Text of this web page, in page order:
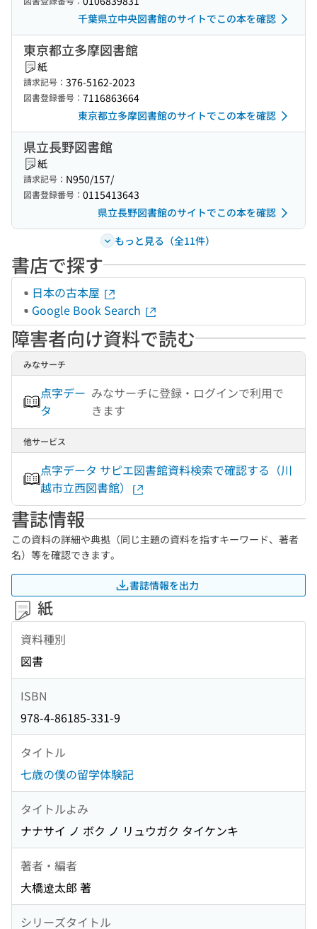
千葉県立中央図書館のサイトでこの本を確認
東京都立多摩図書館
紙
請求記号： 376-5162-2023
図書登録番号： 7116863664
東京都立多摩図書館のサイトでこの本を確認
県立長野図書館
紙
請求記号： N950/157/
図書登録番号： 0115413643
県立長野図書館のサイトでこの本を確認
もっと見る（全11件）
書店で探す
日本の古本屋
Google Book Search
障害者向け資料で読む
みなサーチ
点字デー
タ
みなサーチに登録・ログインで利用で
きます
他サービス
点字データ サピエ図書館資料検索で確認する（川
越市立西図書館）
書誌情報
この資料の詳細や典拠（同じ主題の資料を指すキーワード、著者
名）等を確認できます。
書誌情報を出力
紙
資料種別
図書
ISBN
978-4-86185-331-9
タイトル
七歳の僕の留学体験記
タイトルよみ
ナナサイ ノ ボク ノ リュウガク タイケンキ
著者・編者
大橋遼太郎 著
シリーズタイトル